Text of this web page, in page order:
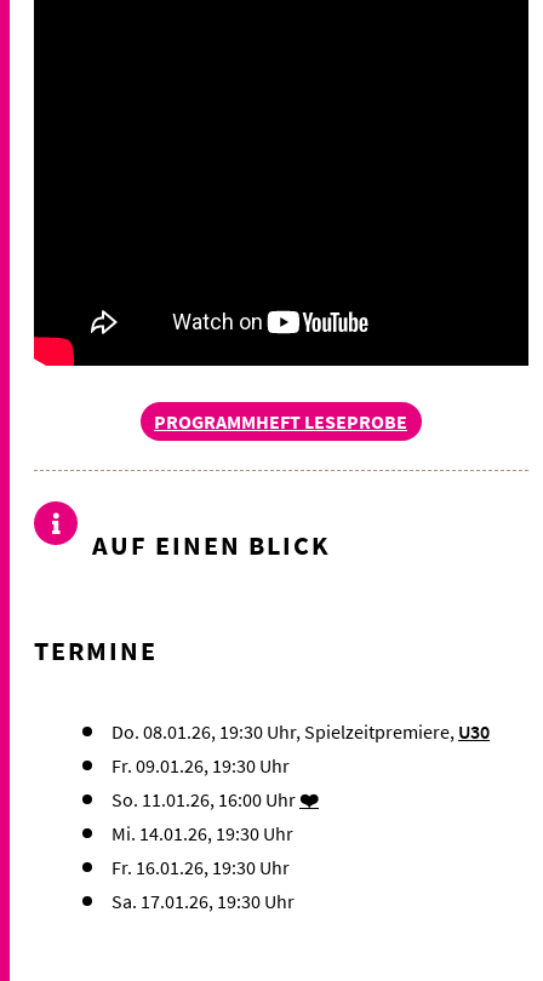
PROGRAMMHEFT LESEPROBE
AUF EINEN BLICK
TERMINE
Do. 08.01.26, 19:30 Uhr, Spielzeitpremiere, U30
Fr. 09.01.26, 19:30 Uhr
So. 11.01.26, 16:00 Uhr❤️
Mi. 14.01.26, 19:30 Uhr
Fr. 16.01.26, 19:30 Uhr
Sa. 17.01.26, 19:30 Uhr